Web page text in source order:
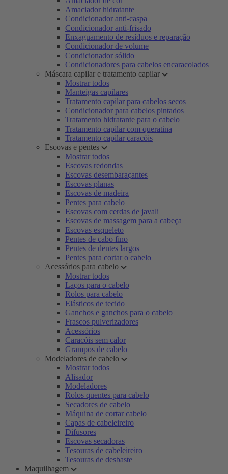
Amaciador hidratante
Condicionador anti-caspa
Condicionador anti-frisado
Enxaguamento de resíduos e reparação
Condicionador de volume
Condicionador sólido
Condicionadores para cabelos encaracolados
Máscara capilar e tratamento capilar
Mostrar todos
Manteigas capilares
Tratamento capilar para cabelos secos
Condicionador para cabelos pintados
Tratamento hidratante para o cabelo
Tratamento capilar com queratina
Tratamento capilar caracóis
Escovas e pentes
Mostrar todos
Escovas redondas
Escovas desembaraçantes
Escovas planas
Escovas de madeira
Pentes para cabelo
Escovas com cerdas de javali
Escovas de massagem para a cabeça
Escovas esqueleto
Pentes de cabo fino
Pentes de dentes largos
Pentes para cortar o cabelo
Acessórios para cabelo
Mostrar todos
Laços para o cabelo
Rolos para cabelo
Elásticos de tecido
Ganchos e ganchos para o cabelo
Frascos pulverizadores
Acessórios
Caracóis sem calor
Grampos de cabelo
Modeladores de cabelo
Mostrar todos
Alisador
Modeladores
Rolos quentes para cabelo
Secadores de cabelo
Máquina de cortar cabelo
Capas de cabeleireiro
Difusores
Escovas secadoras
Tesouras de cabeleireiro
Tesouras de desbaste
Maquilhagem